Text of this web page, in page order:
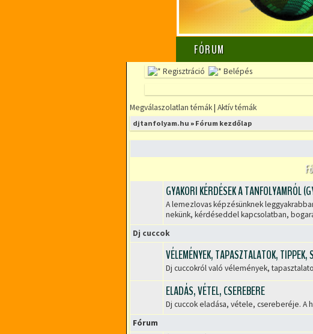
FÓRUM
Regisztráció Belépés
Megválaszolatlan témák| Aktív témák
djtanfolyam.hu » Fórum kezdőlap
Lezárt
fórum
GYAKORI KÉRDÉSEK A TANFOLYAMRÓL
A lemezlovas képzésünknek
nekünk, kérdéseddel kapcsolatban,
Dj cuccok
Nincs
olvasatlan
hozzászólás
VÉLEMÉNYEK, TAPASZTALATOK, TIPPEK,
Dj cuccokról való vélemények,
Nincs
olvasatlan
ELADÁS, VÉTEL, CSEREBERE
Dj cuccok eladása, vétele, csereberéje. A
Fórum